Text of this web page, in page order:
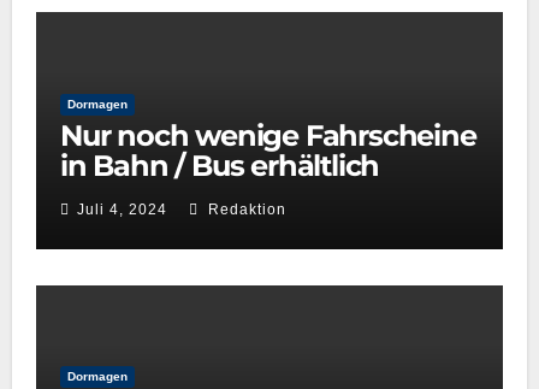
Dormagen
Nur noch wenige Fahrscheine
in Bahn / Bus erhältlich
Juli 4, 2024 Redaktion
Dormagen